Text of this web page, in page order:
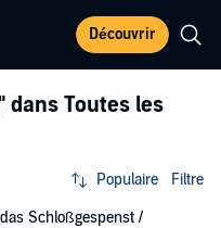
Découvrir
dans Toutes les
Populaire Filtre
Schloßgespenst /